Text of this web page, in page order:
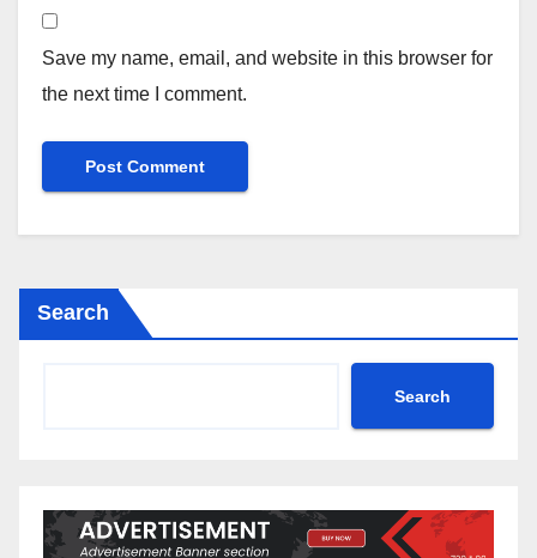
Save my name, email, and website in this browser for
the next time I comment.
Search
Search